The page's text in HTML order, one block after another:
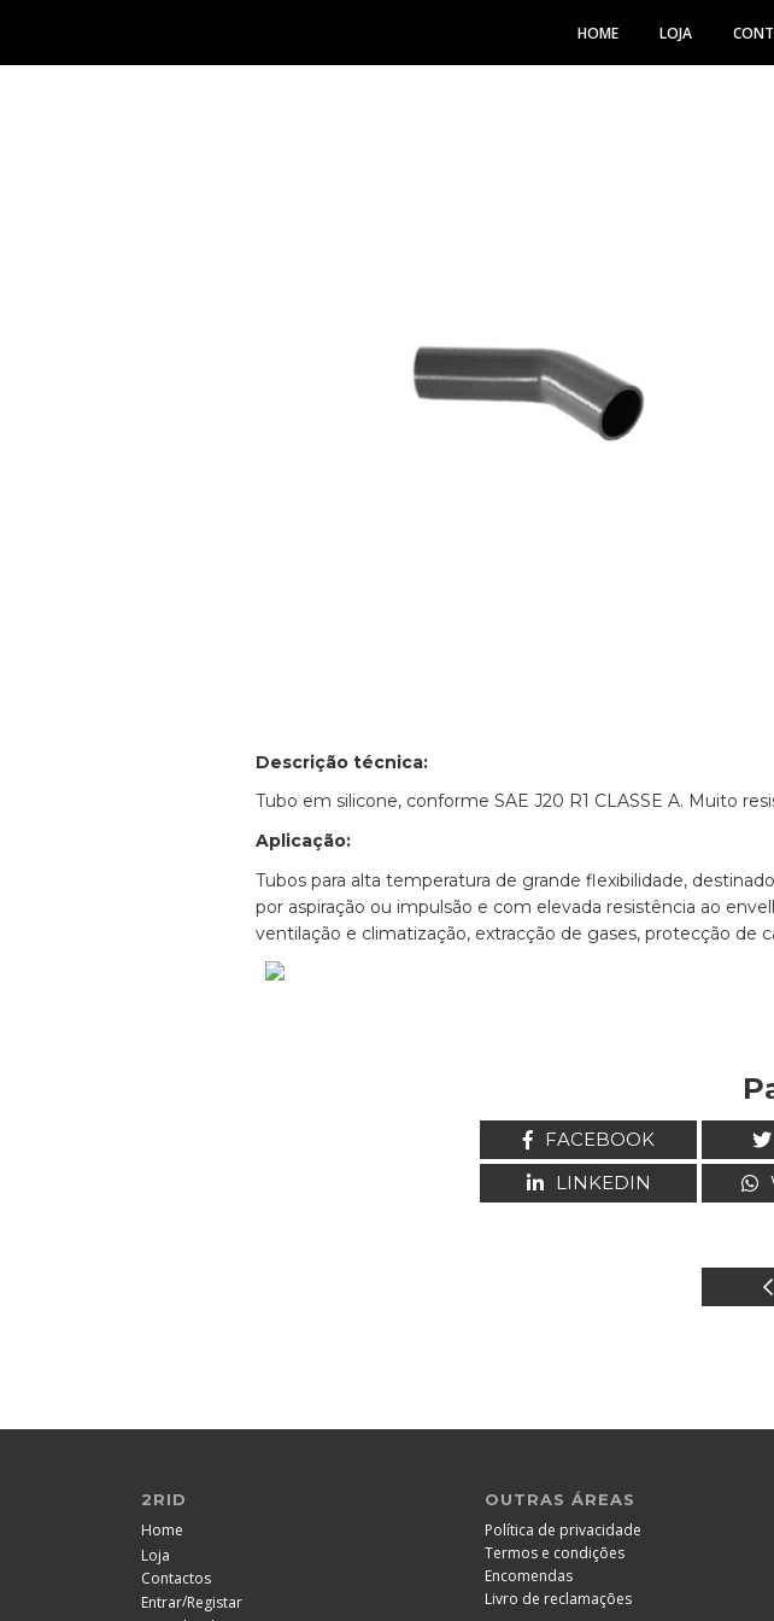
HOME LOJA
Descrição técnica:
Tubo em silicone, conforme SAE J20 R1 CLASSE A. Muito
Aplicação:
Tubos para alta temperatura de grande flexibilidade,
por aspiração ou impulsão e com elevada resistência ao
ventilação e climatização, extracção de gases, protecção de
FACEBOOK
LINKEDIN
2RID
Home
Loja
Contactos
Entrar/Registar
OUTRAS ÁREAS
Política de privacidade
Termos e condições
Encomendas
Livro de reclamações